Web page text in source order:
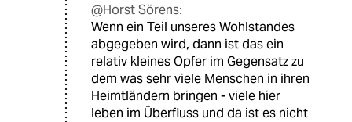
@Horst Sörens:
Wenn ein Teil unseres Wohlstandes
abgegeben wird, dann ist das ein
relativ kleines Opfer im Gegensatz zu
dem was sehr viele Menschen in ihren
Heimtländern bringen - viele hier
leben im Überfluss und da ist es nicht